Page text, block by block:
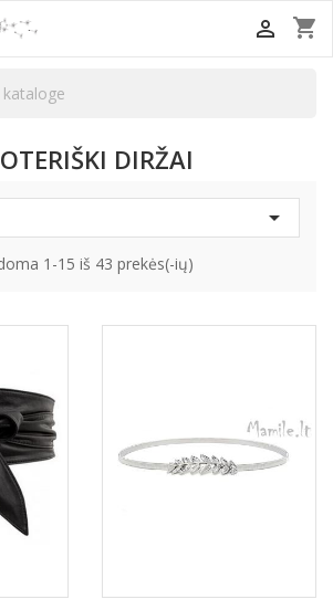
shopping_cart

DIRŽAI

1-15 iš 43 prekės(-ių)